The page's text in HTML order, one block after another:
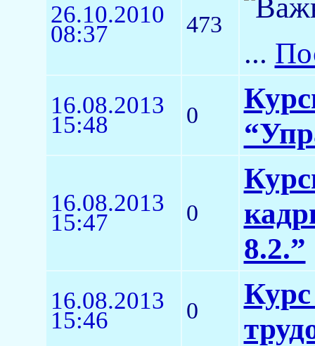
26.10.2010
08:37 473
...
16.08.2013
15:48 0
16.08.2013
15:47 0
8.2.”
16.08.2013
15:46 0